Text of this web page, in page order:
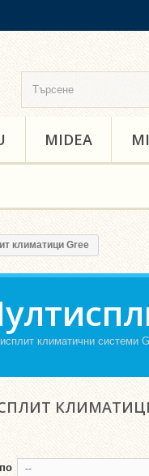
MIDEA
климатици Gree
климатични системи
КЛИМАТИЦИ
--